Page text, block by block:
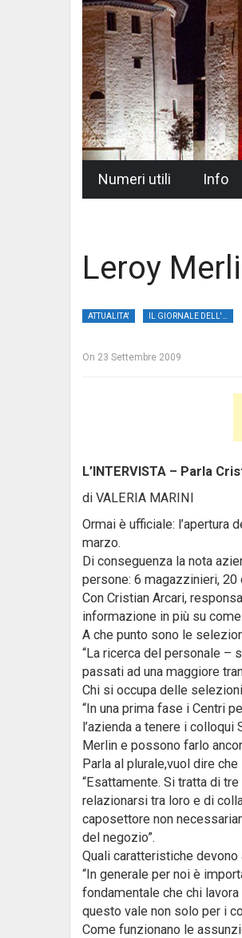
Numeri utili Info
Leroy
ATTUALITA'
On 23 Settembre 2009
L’INTERVISTA – Parla
di VALERIA MARINI
Ormai è ufficiale: l’apertura
marzo.
Di conseguenza la nota
persone: 6 magazzinieri,
Con Cristian Arcari,
informazione in più su
A che punto sono le
“La ricerca del personale –
passati ad una maggiore
Chi si occupa delle
“In una prima fase i Centri
l’azienda a tenere i
Merlin e possono farlo
Parla al plurale,vuol dire
“Esattamente. Si tratta di
relazionarsi tra loro e di
caposettore non
del negozio”.
Quali caratteristiche devono
“In generale per noi è
fondamentale che chi
questo vale non solo per i
Come funzionano le